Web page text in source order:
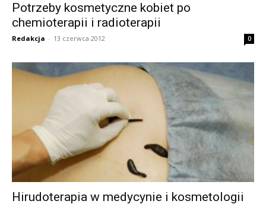
Potrzeby kosmetyczne kobiet po
chemioterapii i radioterapii
Redakcja - 13 czerwca 2012 0
Hirudoterapia w medycynie i kosmetologii